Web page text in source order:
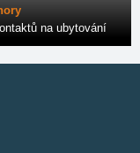
na ubytování